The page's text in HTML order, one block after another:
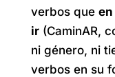
verbos que
ir(CaminAR,
ni género, ni
verbos en su